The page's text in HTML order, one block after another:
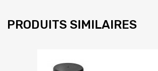
PRODUITS SIMILAIRES